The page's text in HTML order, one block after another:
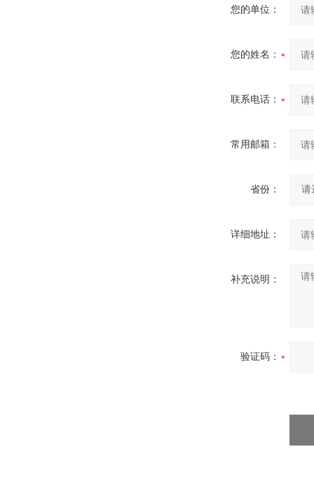
您的单位：
您的姓名：
联系电话：
常用邮箱：
省份：
详细地址：
补充说明：
验证码：